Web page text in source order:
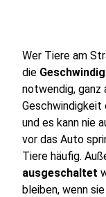
Wer Tiere am
die
notwendig, ganz
Geschwindigkeit
und es kann nie
vor das Auto
Tiere häufig.
ausgeschaltet
bleiben, wenn